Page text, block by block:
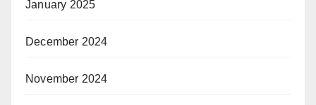
January 2025
December 2024
November 2024